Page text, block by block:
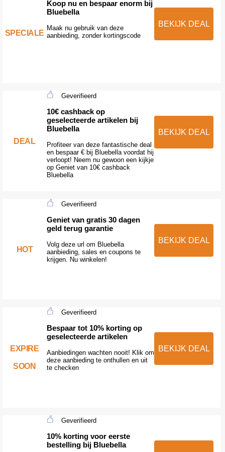
SPECIALE
Koop nu en bespaar enorm bij
Bluebella
Maak nu gebruik van deze
aanbieding, zonder kortingscode
BEKIJK DEAL
DEAL
Geverifieerd
10€ cashback op
geselecteerde artikelen bij
Bluebella
Profiteer van deze fantastische deal
en bespaar € bij Bluebella voordat hij
verloopt! Neem nu gewoon een kijkje
op Geniet van 10€ cashback
Bluebella
BEKIJK DEAL
HOT
Geverifieerd
Geniet van gratis 30 dagen
geld terug garantie
Volg deze url om Bluebella
aanbieding, sales en coupons te
krijgen. Nu winkelen!
BEKIJK DEAL
EXPIRE
SOON
Geverifieerd
Bespaar tot 10% korting op
geselecteerde artikelen
Aanbiedingen wachten nooit! Klik om
deze aanbieding te onthullen en uit
te checken
BEKIJK DEAL
Geverifieerd
10% korting voor eerste
bestelling bij Bluebella